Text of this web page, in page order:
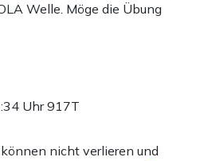
Welle. Möge die Übung
Uhr917T
nicht verlieren und